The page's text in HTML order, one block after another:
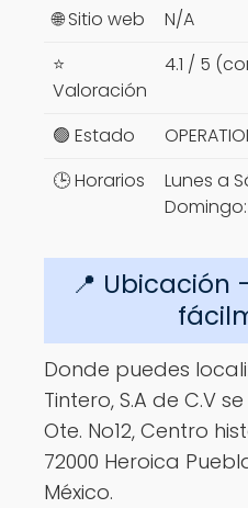
🌐 Sitio web
N/A
⭐
Valoración
4.1 / 5
🟢 Estado
🕒 Horarios
Lunes a
📍 Ubicación
Donde puedes
Tintero, S.A de C.V
Ote. No12, Centro
72000 Heroica
México.